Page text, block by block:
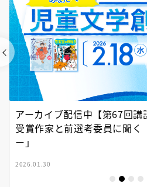
アーカイブ配信中【第67回講
受賞作家と前選考委員に聞く
ー」
2026.01.30